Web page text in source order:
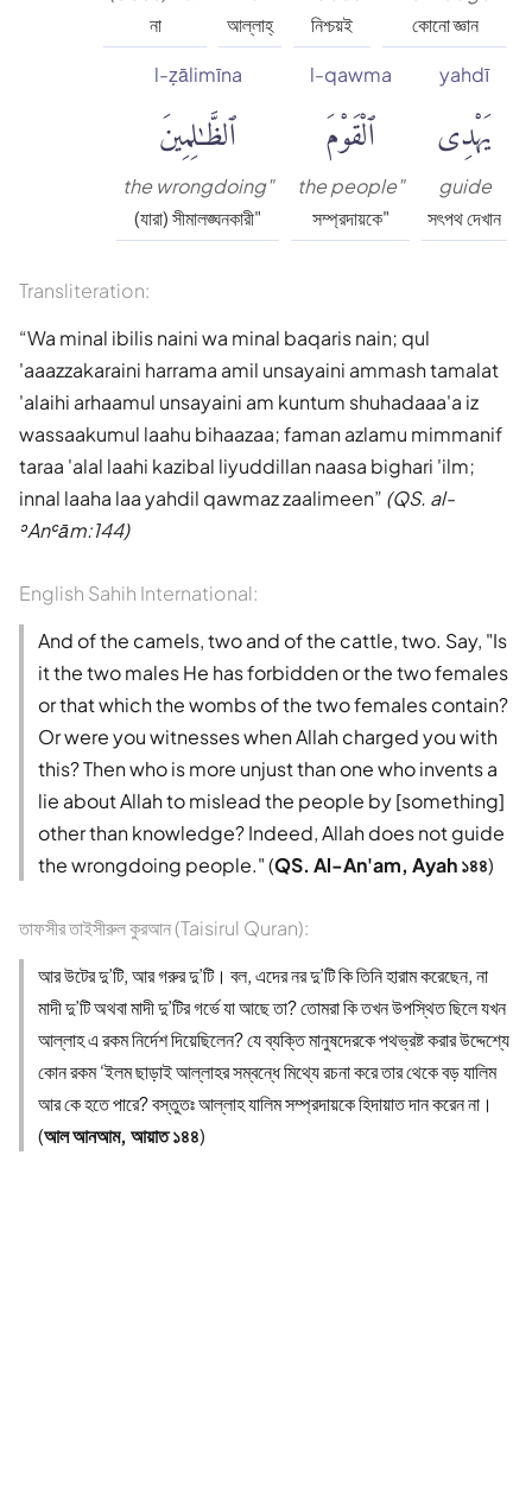
কোনো জ্ঞান
নিশ্চয়ই
আল্লাহ্‌
না
yahdī
يَهْدِى
guide
সৎপথ দেখান
l-qawma
ٱلْقَوْمَ
the people"
সম্প্রদায়কে"
l-ẓālimīna
ٱلظَّٰلِمِينَ
the wrongdoing"
(যারা) সীমালঙ্ঘনকারী"
Transliteration:
Wa minal ibilis naini wa minal baqaris nain; qul
'aaazzakaraini harrama amil unsayaini ammash tamalat
'alaihi arhaamul unsayaini am kuntum shuhadaaa'a iz
wassaakumul laahu bihaazaa; faman azlamu mimmanif
taraa 'alal laahi kazibal liyuddillan naasa bighari 'ilm;
innal laaha laa yahdil qawmaz zaalimeen (QS. al-
ʾAnʿām:144)
English Sahih International:
And of the camels, two and of the cattle, two. Say, "Is
it the two males He has forbidden or the two females
or that which the wombs of the two females contain?
Or were you witnesses when Allah charged you with
this? Then who is more unjust than one who invents a
lie about Allah to mislead the people by [something]
other than knowledge? Indeed, Allah does not guide
the wrongdoing people." (QS. Al-An'am, Ayah ১৪৪)
তাফসীর তাইসীরুল কুরআন (Taisirul Quran):
আর উটের দু’টি, আর গরুর দু’টি। বল, এদের নর দু’টি কি তিনি হারাম করেছেন, না
মাদী দু’টি অথবা মাদী দু’টির গর্ভে যা আছে তা? তোমরা কি তখন উপস্থিত ছিলে যখন
আল্লাহ এ রকম নির্দেশ দিয়েছিলেন? যে ব্যক্তি মানুষদেরকে পথভ্রষ্ট করার উদ্দেশ্যে
কোন রকম ‘ইলম ছাড়াই আল্লাহর সম্বন্ধে মিথ্যে রচনা করে তার থেকে বড় যালিম
আর কে হতে পারে? বস্তুতঃ আল্লাহ যালিম সম্প্রদায়কে হিদায়াত দান করেন না।
(আল আনআম, আয়াত ১৪৪)